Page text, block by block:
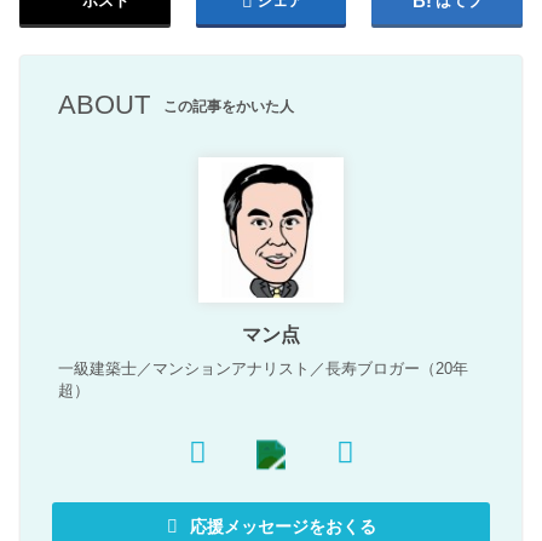
ABOUT この記事をかいた人
マン点
一級建築士／マンションアナリスト／長寿ブロガー（20年
超）
応援メッセージをおくる